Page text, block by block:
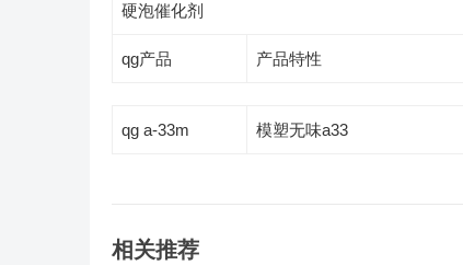
硬泡催化剂
qg产品 产品特性
qg a-33m 模塑无味a33
相关推荐